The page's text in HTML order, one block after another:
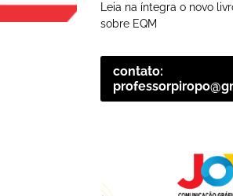
Leia na íntegra o novo
sobre EQM
contato: